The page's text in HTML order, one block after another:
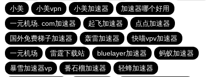
小美
小美vpn 小美加速器
加速器哪个好用
一元机场. com加速器
起飞加速器
点点加速器
国外免费梯子加速器
轰雷加速器
快喵vpv加速器
一元机场
雷霆下载站 bluelayer加速器
蚂蚁加速器
暴雪加速器vp
番石榴加速器 轻蜂加速器